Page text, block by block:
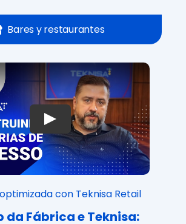
Bares y restaurantes
Play
con Teknisa Retail
da Fábrica e Teknisa: